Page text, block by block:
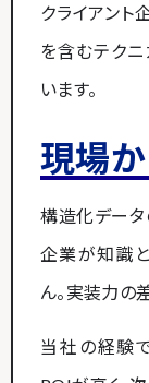
クライアント
を含むテク
います。
現場
構造化データ
企業が知識
ん。実装力の
当社の経験